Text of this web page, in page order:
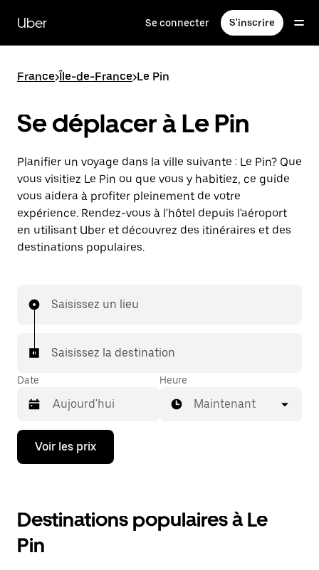
contenu
principal
Uber Se connecter S'inscrire
France>Île-de-France>Le Pin
Se déplacer à Le Pin
Planifier un voyage dans la ville suivante : Le Pin? Que
vous visitiez Le Pin ou que vous y habitiez, ce guide
vous aidera à profiter pleinement de votre
expérience. Rendez-vous à l'hôtel depuis l'aéroport
en utilisant Uber et découvrez des itinéraires et des
destinations populaires.
Saisissez un lieu
Saisissez la destination
Date
Appuyez
la
bas
pour
ouvrir
le
Heure
Maintenant
Voir les prix
Destinations populaires à Le
Pin